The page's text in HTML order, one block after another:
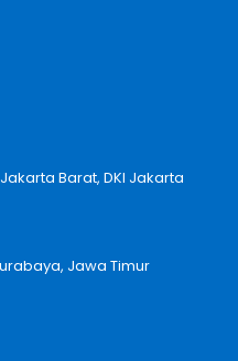
Barat, DKI Jakarta
Jawa Timur